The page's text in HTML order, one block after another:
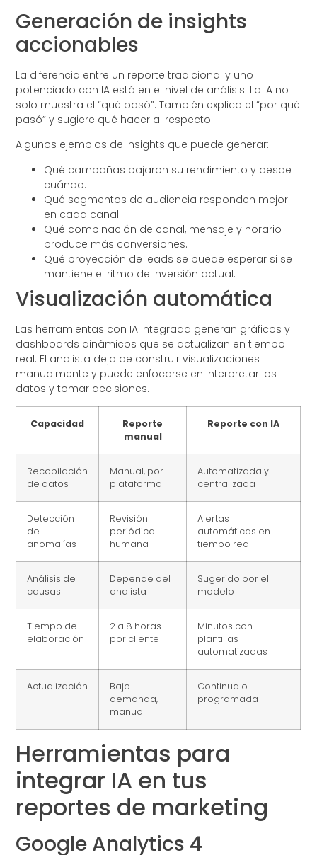
Generación de insights
accionables
La diferencia entre un reporte tradicional y uno
potenciado con IA está en el nivel de análisis. La IA no
solo muestra el “qué pasó”. También explica el “por qué
pasó” y sugiere qué hacer al respecto.
Algunos ejemplos de insights que puede generar:
Qué campañas bajaron su rendimiento y desde
cuándo.
Qué segmentos de audiencia responden mejor
en cada canal.
Qué combinación de canal, mensaje y horario
produce más conversiones.
Qué proyección de leads se puede esperar si se
mantiene el ritmo de inversión actual.
Visualización automática
Las herramientas con IA integrada generan gráficos y
dashboards dinámicos que se actualizan en tiempo
real. El analista deja de construir visualizaciones
manualmente y puede enfocarse en interpretar los
datos y tomar decisiones.
Capacidad
Reporte
manual
Reporte con IA
Recopilación
de datos
Manual, por
plataforma
Automatizada y
centralizada
Detección
de
anomalías
Revisión
periódica
humana
Alertas
automáticas en
tiempo real
Análisis de
causas
Depende del
analista
Sugerido por el
modelo
Tiempo de
elaboración
2 a 8 horas
por cliente
Minutos con
plantillas
automatizadas
Actualización
Bajo
demanda,
manual
Continua o
programada
Herramientas para
integrar IA en tus
reportes de marketing
Google Analytics 4